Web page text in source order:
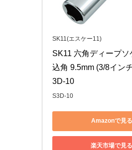
SK11(エスケー11)
SK11 六角ディープソ
込角 9.5mm (3/8イン
3D-10
S3D-10
Amazonで見る
楽天市場で見る